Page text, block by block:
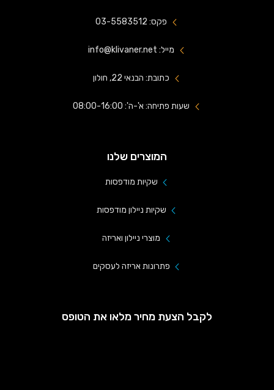
פקס: 03-5583512
מייל: info@klivaner.net
כתובת: הבנאי 22, חולון
שעות פתיחה: א'-ה': 08:00-16:00
המוצרים שלנו
שקיות מודפסות
שקיות ניילון מודפסות
מוצרי ניילון ואריזה
פתרונות אריזה לעסקים
לקבל הצעת מחיר מלאו את הטופס